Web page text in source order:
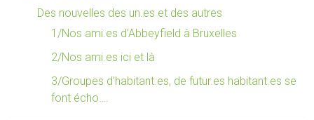
Des nouvelles des un.es et des autres
1/Nos ami.es d’Abbeyfield à Bruxelles
2/Nos ami.es ici et là
3/Groupes d’habitant.es, de futur.es habitant.es se
font écho….